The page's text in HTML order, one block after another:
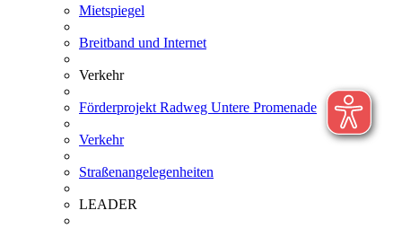
Mietspiegel
Breitband und Internet
Verkehr
Förderprojekt Radweg Untere Promenade
Verkehr
Straßenangelegenheiten
LEADER